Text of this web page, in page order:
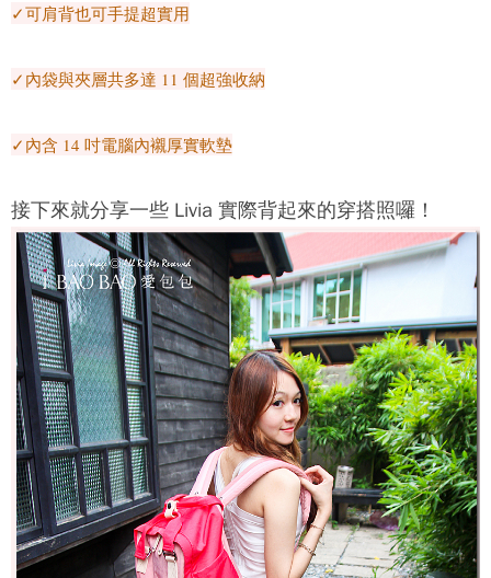
✓可肩背也可手提超實用
✓內袋與夾層共多達 11 個超強收納
✓內含 14 吋電腦內襯厚實軟墊
接下來就分享一些 Livia 實際背起來的穿搭照囉！